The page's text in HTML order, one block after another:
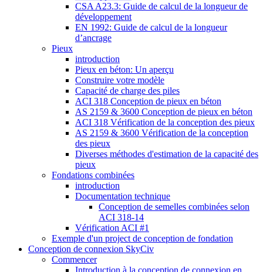
CSA A23.3: Guide de calcul de la longueur de
développement
EN 1992: Guide de calcul de la longueur
d’ancrage
Pieux
introduction
Pieux en béton: Un aperçu
Construire votre modèle
Capacité de charge des piles
ACI 318 Conception de pieux en béton
AS 2159 & 3600 Conception de pieux en béton
ACI 318 Vérification de la conception des pieux
AS 2159 & 3600 Vérification de la conception
des pieux
Diverses méthodes d'estimation de la capacité des
pieux
Fondations combinées
introduction
Documentation technique
Conception de semelles combinées selon
ACI 318-14
Vérification ACI #1
Exemple d'un project de conception de fondation
Conception de connexion SkyCiv
Commencer